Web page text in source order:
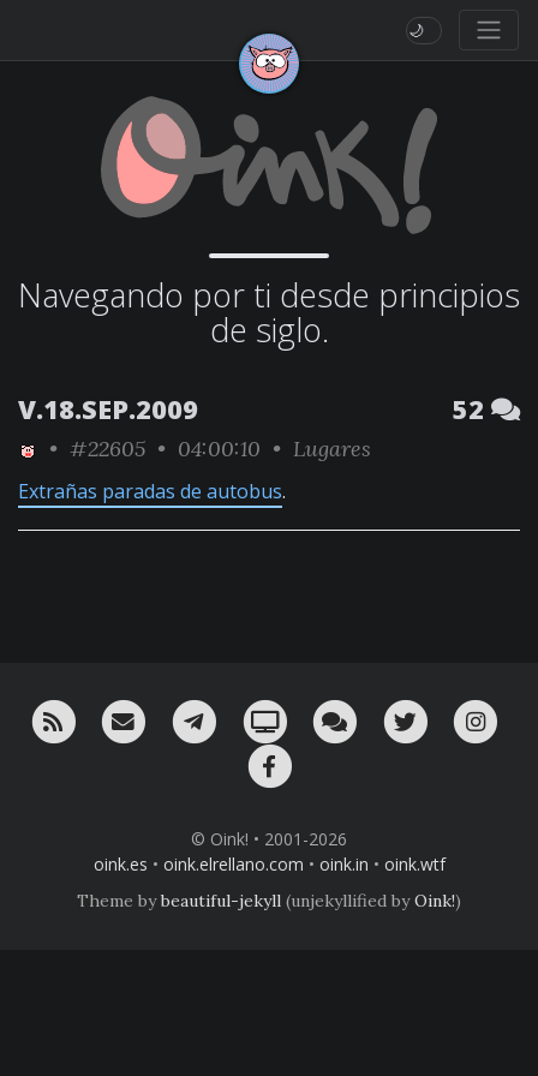
🌙
Navegando por ti desde principios
de siglo.
V.18.SEP.2009 52
• #22605 • 04:00:10 • Lugares
Extrañas paradas de autobus.
RSS ¡Mándame un email!¡Nuestro canal en Telegram!
Oink! TV Charla con nosotros
Twitter
© Oink! • 2001-2026
oink.es • oink.elrellano.com • oink.in • oink.wtf
Theme bybeautiful-jekyll (unjekyllified byOink!)